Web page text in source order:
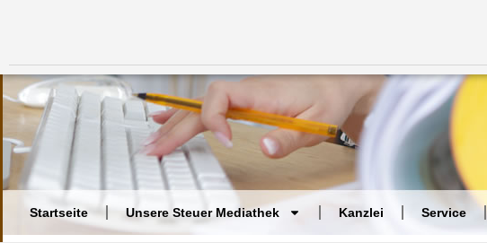
Startseite Unsere Steuer Mediathek Kanzlei Service